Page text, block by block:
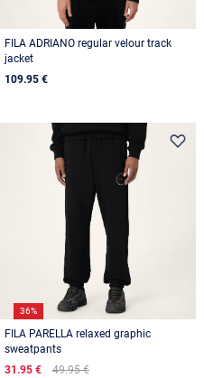
FILA ADRIANO regular velour track
jacket
109.95 €
36%
FILA PARELLA relaxed graphic
sweatpants
31.95 €
49.95 €